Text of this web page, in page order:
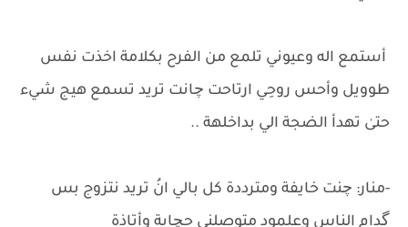
أستمع اله وعيوني تلمع من الفرح بكلامة اخذت نفس
طوويل وأحس روحِي ارتاحت چانت تريد تسمع هيج شيء
حتىٰ تهدأ الضجة الي بداخلهة ..
-منار: چنت خايفة ومترددة كل بالي انُ تريد نتزوج بس
گدام الناس وعلمود متوصلني حچاية وأتاذة